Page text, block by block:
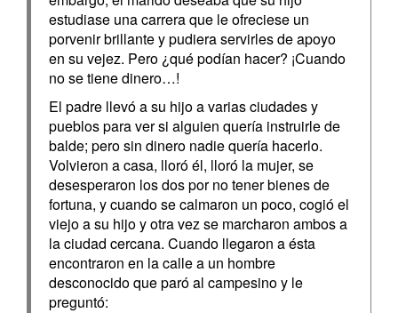
estudiase una carrera que le ofreciese un
porvenir brillante y pudiera servirles de apoyo
en su vejez. Pero ¿qué podían hacer? ¡Cuando
no se tiene dinero…!
El padre llevó a su hijo a varias ciudades y
pueblos para ver si alguien quería instruirle de
balde; pero sin dinero nadie quería hacerlo.
Volvieron a casa, lloró él, lloró la mujer, se
desesperaron los dos por no tener bienes de
fortuna, y cuando se calmaron un poco, cogió el
viejo a su hijo y otra vez se marcharon ambos a
la ciudad cercana. Cuando llegaron a ésta
encontraron en la calle a un hombre
desconocido que paró al campesino y le
preguntó: